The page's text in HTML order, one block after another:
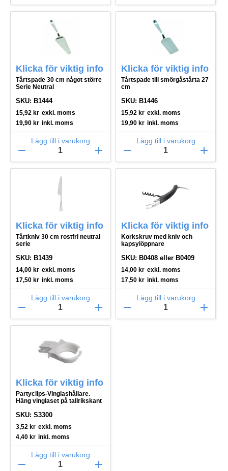
Klicka för viktig info
Tårtspade 30 cm något större
Serie Neutral
SKU: B1444
15,92 kr exkl. moms
19,90 kr inkl. moms
Lägg till i varukorg
remove add
Klicka för viktig info
Tårtspade till smörgåstårta 27
cm
SKU: B1446
15,92 kr exkl. moms
19,90 kr inkl. moms
Lägg till i varukorg
remove add
Klicka för viktig info
Tårtkniv 30 cm rostfri neutral
serie
SKU: B1439
14,00 kr exkl. moms
17,50 kr inkl. moms
Lägg till i varukorg
remove add
Klicka för viktig info
Korkskruv med kniv och
kapsylöppnare
SKU: B0408 eller B0409
14,00 kr exkl. moms
17,50 kr inkl. moms
Lägg till i varukorg
remove add
Klicka för viktig info
Partyclips-Vinglashållare.
Häng vinglaset på tallrikskant
SKU: S3300
3,52 kr exkl. moms
4,40 kr inkl. moms
Lägg till i varukorg
remove add